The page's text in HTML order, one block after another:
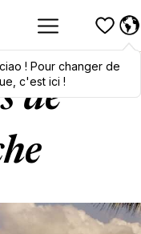
,ciao! To switch
click here!
ciao ! Pour changer de
c'est ici !
de